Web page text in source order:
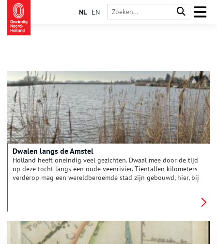
NL EN
Dwalen langs de Amstel
Holland heeft oneindig veel gezichten. Dwaal mee door de tijd
op deze tocht langs een oude veenrivier. Tientallen kilometers
verderop mag een wereldberoemde stad zijn gebouwd, hier, bij